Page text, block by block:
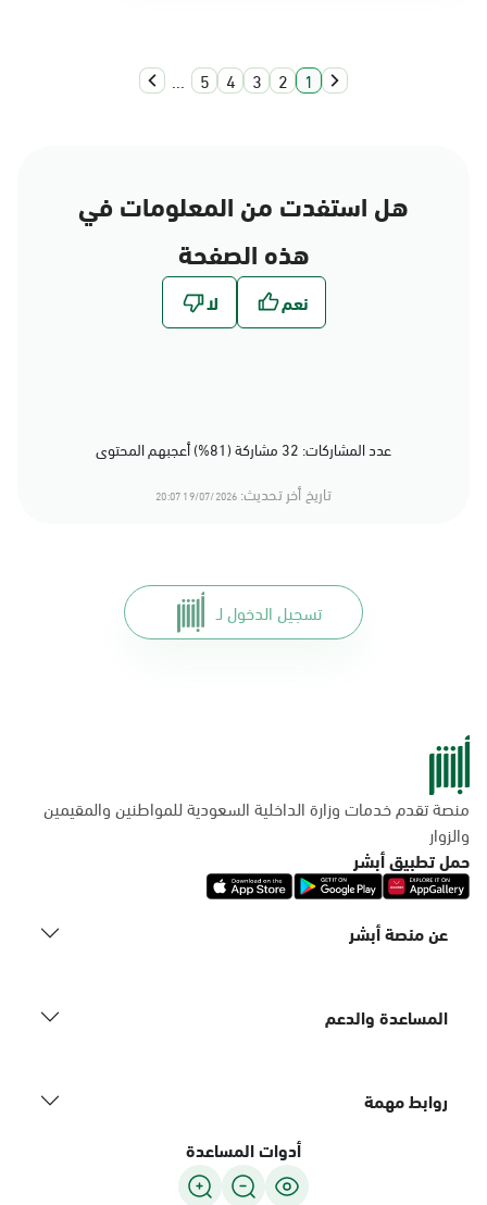
1
2
3
4
5
...
هل استفدت من المعلومات في
هذه الصفحة
عدد المشاركات: 32 مشاركة (81%) أعجبهم المحتوى
تاريخ أخر تحديث: 19/07/2026 20:07
تسجيل الدخول لـ
منصة تقدم خدمات وزارة الداخلية السعودية للمواطنين والمقيمين
والزوار
حمل تطبيق أبشر
عن منصة أبشر
المساعدة والدعم
روابط مهمة
أدوات المساعدة